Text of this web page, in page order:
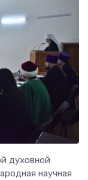
духовной
научная